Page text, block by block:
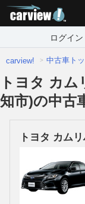
ログイン
carview! 中古車ト
トヨタ カ
知市)の中古
トヨタ カム